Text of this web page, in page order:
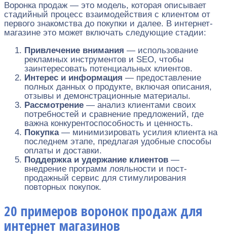
Воронка продаж — это модель, которая описывает
стадийный процесс взаимодействия с клиентом от
первого знакомства до покупки и далее. В интернет-
магазине это может включать следующие стадии:
Привлечение внимания — использование
рекламных инструментов и SEO, чтобы
заинтересовать потенциальных клиентов.
Интерес и информация — предоставление
полных данных о продукте, включая описания,
отзывы и демонстрационные материалы.
Рассмотрение — анализ клиентами своих
потребностей и сравнение предложений, где
важна конкурентоспособность и ценность.
Покупка— минимизировать усилия клиента на
последнем этапе, предлагая удобные способы
оплаты и доставки.
Поддержка и удержание клиентов —
внедрение программ лояльности и пост-
продажный сервис для стимулирования
повторных покупок.
20 примеров воронок продаж для
интернет магазинов